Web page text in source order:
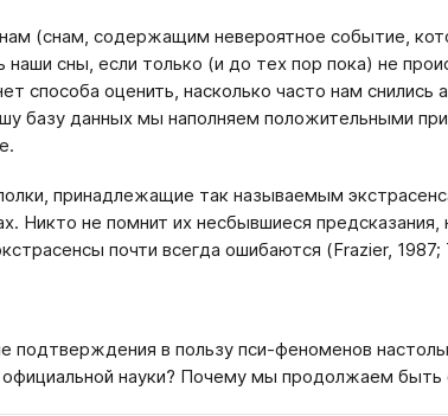
(снам, содержащим невероятное событие,
сны, если только (и до тех пор пока) не
способа оценить, насколько часто нам снились
базу данных мы наполняем положительными
принадлежащие так называемым
Никто не помнит их несбывшиеся
почти всегда ошибаются (Frazier, 1987;
подтверждения в пользу пси-феноменов
науки? Почему мы продолжаем